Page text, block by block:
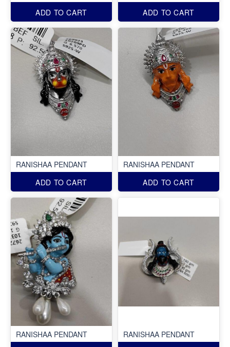
ADD TO CART
ADD TO CART
RANISHAA PENDANT
ADD TO CART
RANISHAA PENDANT
ADD TO CART
RANISHAA PENDANT
RANISHAA PENDANT